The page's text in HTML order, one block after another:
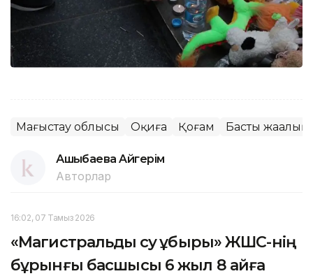
Маңғыстау облысы Оқиға Қоғам Басты жаңалық
Ашықбаева Aйгepiм
Авторлар
16:02, 07 Тамыз 2026
«Магистральдық су құбыры» ЖШС-нің
бұрынғы басшысы 6 жыл 8 айға